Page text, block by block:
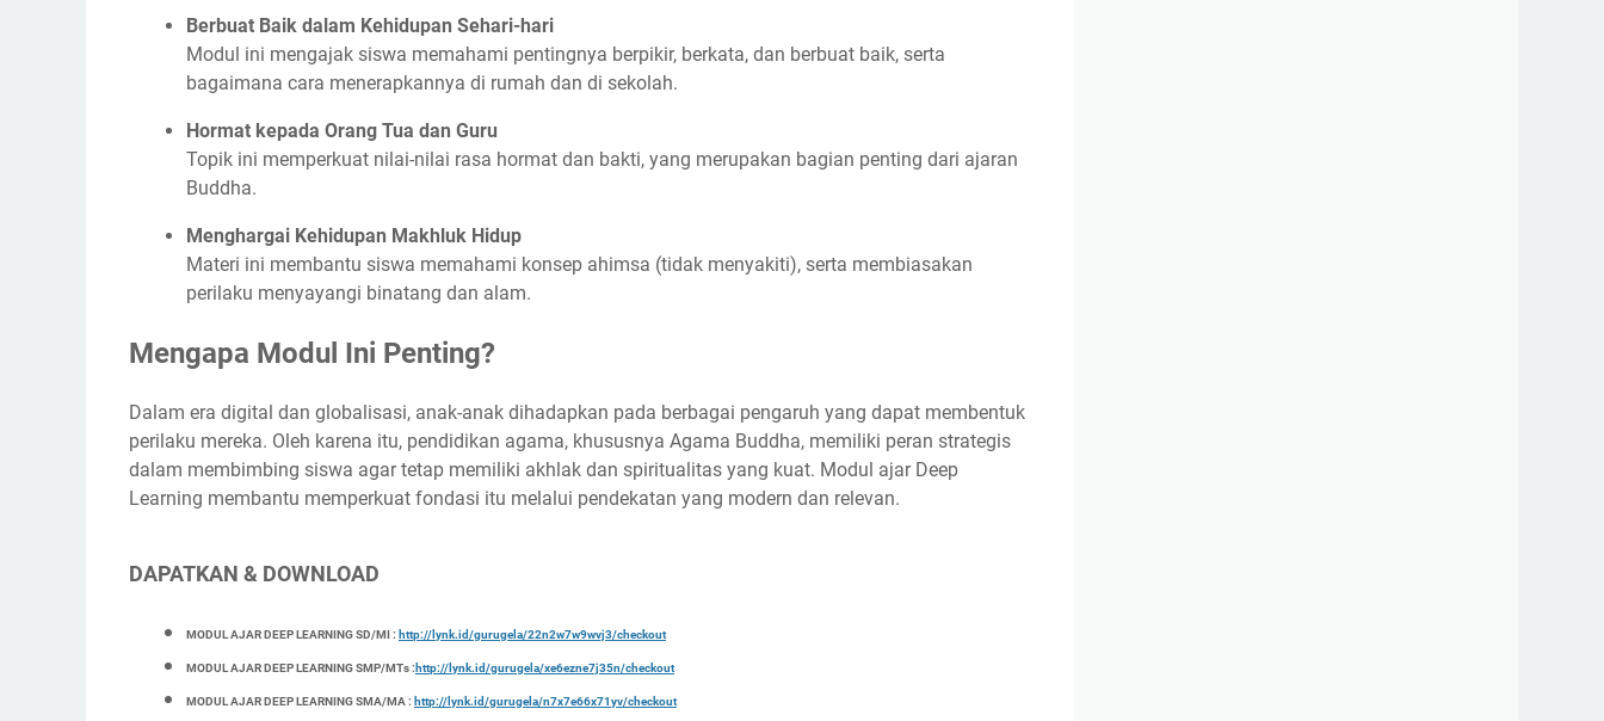
Berbuat Baik dalam Kehidupan Sehari-hari
Modul ini mengajak siswa memahami pentingnya berpikir, berkata, dan berbuat baik, serta
bagaimana cara menerapkannya di rumah dan di sekolah.
Hormat kepada Orang Tua dan Guru
Topik ini memperkuat nilai-nilai rasa hormat dan bakti, yang merupakan bagian penting dari ajaran
Buddha.
Menghargai Kehidupan Makhluk Hidup
Materi ini membantu siswa memahami konsep ahimsa (tidak menyakiti), serta membiasakan
perilaku menyayangi binatang dan alam.
Mengapa Modul Ini Penting?
Dalam era digital dan globalisasi, anak-anak dihadapkan pada berbagai pengaruh yang dapat membentuk
perilaku mereka. Oleh karena itu, pendidikan agama, khususnya Agama Buddha, memiliki peran strategis
dalam membimbing siswa agar tetap memiliki akhlak dan spiritualitas yang kuat. Modul ajar Deep
Learning membantu memperkuat fondasi itu melalui pendekatan yang modern dan relevan.
DAPATKAN & DOWNLOAD
MODUL AJAR DEEP LEARNING SD/MI : http://lynk.id/gurugela/22n2w7w9wvj3/checkout
MODUL AJAR DEEP LEARNING SMP/MTs : http://lynk.id/gurugela/xe6ezne7j35n/checkout
MODUL AJAR DEEP LEARNING SMA/MA : http://lynk.id/gurugela/n7x7e66x71yv/checkout